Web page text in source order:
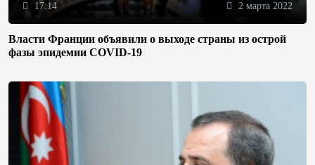
17:14 2 марта 2022
Власти Франции объявили о выходе страны из острой
фазы эпидемии COVID-19